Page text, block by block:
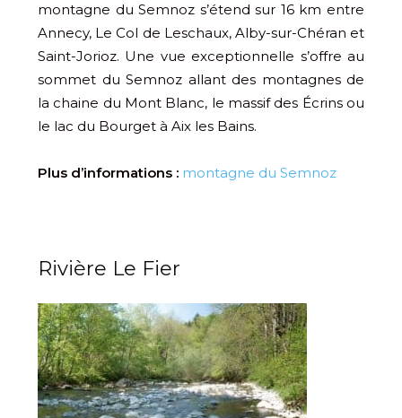
montagne du Semnoz s’étend sur 16 km entre
Annecy, Le Col de Leschaux, Alby-sur-Chéran et
Saint-Jorioz. Une vue exceptionnelle s’offre au
sommet du Semnoz allant des montagnes de
la chaine du Mont Blanc, le massif des Écrins ou
le lac du Bourget à Aix les Bains.
Plus d’informations : montagne du Semnoz
Rivière Le Fier